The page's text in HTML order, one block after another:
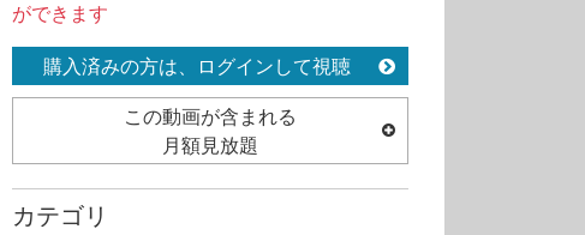
ができます
購入済みの方は、ログインして視聴
この動画が含まれる
月額見放題
カテゴリ